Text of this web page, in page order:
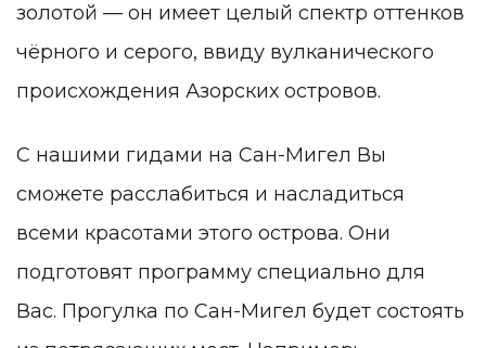
золотой — он имеет целый спектр оттенков
чёрного и серого, ввиду вулканического
происхождения Азорских островов.
С нашими гидами на Сан-Мигел Вы
сможете расслабиться и насладиться
всеми красотами этого острова. Они
подготовят программу специально для
Вас. Прогулка по Сан-Мигел будет состоять